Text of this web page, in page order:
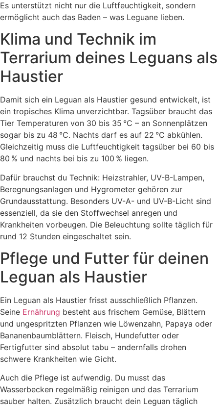
Es unterstützt nicht nur die Luftfeuchtigkeit, sondern
ermöglicht auch das Baden – was Leguane lieben.
Klima und Technik im
Terrarium deines Leguans als
Haustier
Damit sich ein Leguan als Haustier gesund entwickelt, ist
ein tropisches Klima unverzichtbar. Tagsüber braucht das
Tier Temperaturen von 30 bis 35 °C – an Sonnenplätzen
sogar bis zu 48 °C. Nachts darf es auf 22 °C abkühlen.
Gleichzeitig muss die Luftfeuchtigkeit tagsüber bei 60 bis
80 % und nachts bei bis zu 100 % liegen.
Dafür brauchst du Technik: Heizstrahler, UV-B-Lampen,
Beregnungsanlagen und Hygrometer gehören zur
Grundausstattung. Besonders UV-A- und UV-B-Licht sind
essenziell, da sie den Stoffwechsel anregen und
Krankheiten vorbeugen. Die Beleuchtung sollte täglich für
rund 12 Stunden eingeschaltet sein.
Pflege und Futter für deinen
Leguan als Haustier
Ein Leguan als Haustier frisst ausschließlich Pflanzen.
Seine Ernährung besteht aus frischem Gemüse, Blättern
und ungespritzten Pflanzen wie Löwenzahn, Papaya oder
Bananenbaumblättern. Fleisch, Hundefutter oder
Fertigfutter sind absolut tabu – andernfalls drohen
schwere Krankheiten wie Gicht.
Auch die Pflege ist aufwendig. Du musst das
Wasserbecken regelmäßig reinigen und das Terrarium
sauber halten. Zusätzlich braucht dein Leguan täglich